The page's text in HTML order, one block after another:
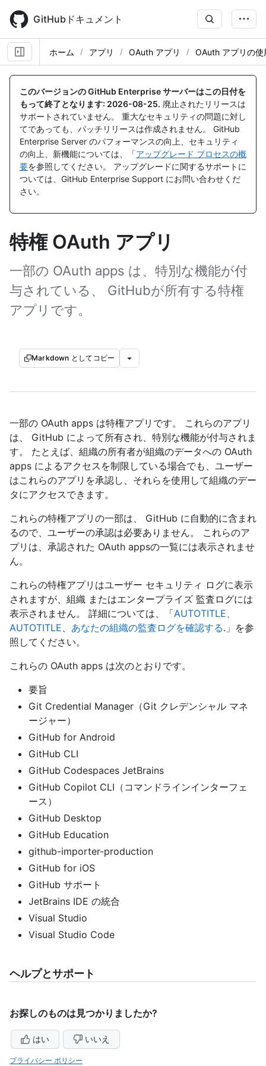
main
content
GitHubドキュメント
ホーム アプリ OAuth アプリ OAuth アプリの使
このバージョンの GitHub Enterprise サーバーはこの日付を
もって終了となります: 2026-08-25. 廃止されたリリースは
サポートされていません。 重大なセキュリティの問題に対し
てであっても、パッチリリースは作成されません。 GitHub
Enterprise Server のパフォーマンスの向上、セキュリティ
の向上、新機能については、「アップグレード プロセスの概
要を参照してください。 アップグレードに関するサポートに
ついては、GitHub Enterprise Support にお問い合わせくだ
さい。
特権 OAuth アプリ
一部の OAuth apps は、特別な機能が付
与されている、 GitHubが所有する特権
アプリです。
Markdown としてコピー
一部の OAuth apps は特権アプリです。 これらのアプリ
は、 GitHub によって所有され、特別な機能が付与されま
す。 たとえば、組織の所有者が組織のデータへの OAuth
apps によるアクセスを制限している場合でも、ユーザー
はこれらのアプリを承認し、それらを使用して組織のデー
タにアクセスできます。
これらの特権アプリの一部は、 GitHub に自動的に含まれ
るので、ユーザーの承認は必要ありません。 これらのア
プリは、承認された OAuth appsの一覧には表示されませ
ん。
これらの特権アプリはユーザー セキュリティ ログに表示
されますが、組織 またはエンタープライズ 監査ログには
表示されません。 詳細については、「AUTOTITLE、
AUTOTITLE、 あなたの組織の監査ログを確認する. 」を参
照してください。
これらの OAuth apps は次のとおりです。
要旨
Git Credential Manager（Git クレデンシャル マネ
ージャー）
GitHub for Android
GitHub CLI
GitHub Codespaces JetBrains
GitHub Copilot CLI（コマンドラインインターフェ
ース）
GitHub Desktop
GitHub Education
github-importer-production
GitHub for iOS
GitHub サポート
JetBrains IDE の統合
Visual Studio
Visual Studio Code
ヘルプとサポート
お探しのものは見つかりましたか?
はい いいえ
プライバシー ポリシー